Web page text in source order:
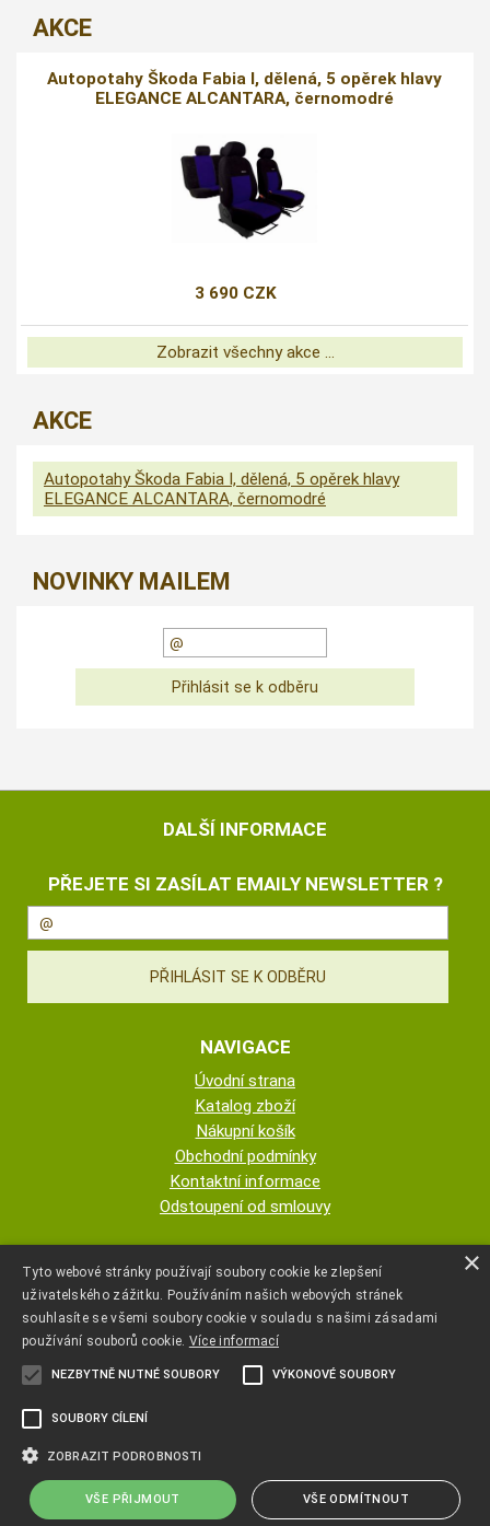
AKCE
Autopotahy Škoda Fabia I, dělená, 5 opěrek hlavy
ELEGANCE ALCANTARA, černomodré
3 690 CZK
Zobrazit všechny akce ...
AKCE
Autopotahy Škoda Fabia I, dělená, 5 opěrek hlavy
ELEGANCE ALCANTARA, černomodré
NOVINKY MAILEM
DALŠÍ INFORMACE
PŘEJETE SI ZASÍLAT EMAILY NEWSLETTER ?
NAVIGACE
Úvodní strana
Katalog zboží
Nákupní košík
Obchodní podmínky
Kontaktní informace
Odstoupení od smlouvy
AUTOPOTAHY NOVOTNÝ - KRISTA
NOVOTNÁ
+420 777 107 600
Copyright ©www.autopotahyjano.cz ,provozováno na systému
×
Tyto webové stránky používají soubory cookie ke zlepšení
uživatelského zážitku. Používáním našich webových stránek
souhlasíte se všemi soubory cookie v souladu s našimi zásadami
používání souborů cookie. Více informací
NEZBYTNĚ NUTNÉ SOUBORY VÝKONOVÉ SOUBORY
SOUBORY CÍLENÍ
ZOBRAZIT PODROBNOSTI
VŠE PŘIJMOUT VŠE ODMÍTNOUT